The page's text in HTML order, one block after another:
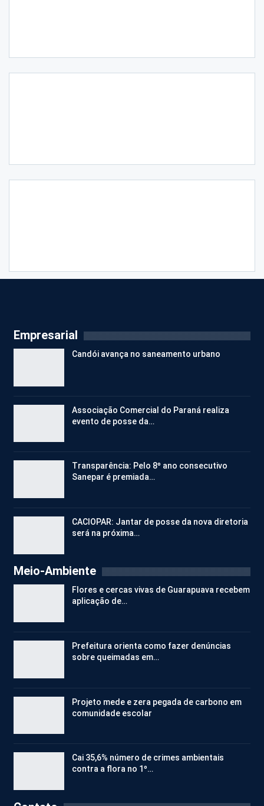
Empresarial
Candói avança no saneamento urbano
Associação Comercial do Paraná realiza
evento de posse da…
Transparência: Pelo 8º ano consecutivo
Sanepar é premiada…
CACIOPAR: Jantar de posse da nova diretoria
será na próxima…
Meio-Ambiente
Flores e cercas vivas de Guarapuava recebem
aplicação de…
Prefeitura orienta como fazer denúncias
sobre queimadas em…
Projeto mede e zera pegada de carbono em
comunidade escolar
Cai 35,6% número de crimes ambientais
contra a flora no 1º…